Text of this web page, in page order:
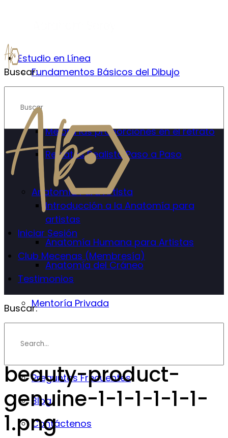
Estudio en Línea
Fundamentos Básicos del Dibujo
Mejora las proporciones en el retrato
Retratos Realista Paso a Paso
Anatomía Para Artista
Introducción a la Anatomía para
artistas
Anatomía Humana para Artistas
Anatomía del Cráneo
Mentoría Privada
Info
Preguntas Frecuentes
Blog
Contáctenos
Buscar:
Iniciar Sesión
Club Mecenas (Membresía)
Testimonios
Buscar:
beauty-product-
genuine-1-1-1-1-1-1-
1.png